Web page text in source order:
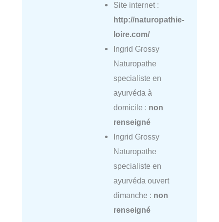
Site internet :
http://naturopathie-
loire.com/
Ingrid Grossy
Naturopathe
specialiste en
ayurvéda à
domicile : non
renseigné
Ingrid Grossy
Naturopathe
specialiste en
ayurvéda ouvert
dimanche : non
renseigné